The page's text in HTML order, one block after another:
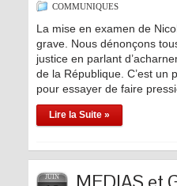
COMMUNIQUES
La mise en examen de
grave. Nous dénonçons
justice en parlant
de la République. C’est un
pour essayer de faire
Lire la Suite »
JUIN